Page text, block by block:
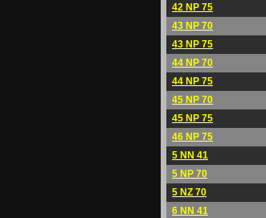
42 NP 75
43 NP 70
43 NP 75
44 NP 70
44 NP 75
45 NP 70
45 NP 75
46 NP 75
5 NN 41
5 NP 70
5 NZ 70
6 NN 41